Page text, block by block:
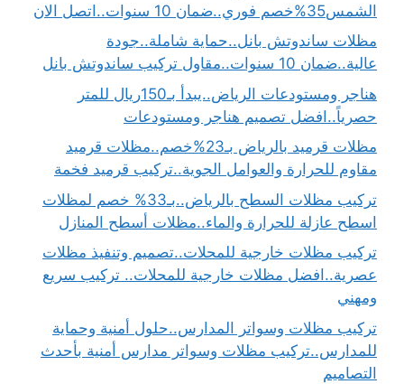
الشمس35%خصم فوري..ضمان 10 سنوات..اتصل الان
مظلات ساندوتش بانل..حماية شاملة..جودة
عالية..ضمان 10 سنوات..مقاول تركيب ساندوتش بانل
هناجر ومستودعات الرياض..يبدأ بـ150ريال للمتر
حصرياً..افضل تصميم هناجر ومستودعات
مظلات قرميد بالرياض بـ23%خصم..مظلات قرميد
مقاوم للحرارة والعوامل الجوية..تركيب قرميد فخمة
تركيب مظلات السطح بالرياض..بـ33% خصم لمظلات
اسطح عازلة للحرارة والماء..مظلات أسطح المنازل
تركيب مظلات خارجية للمحلات..تصميم وتنفيذ مظلات
عصرية..افضل مظلات خارجية للمحلات.. تركيب سريع
ومهني
تركيب مظلات وسواتر المدارس..حلول أمنية وحماية
للمدارس..تركيب مظلات وسواتر مدارس أمنية بأحدث
التصاميم